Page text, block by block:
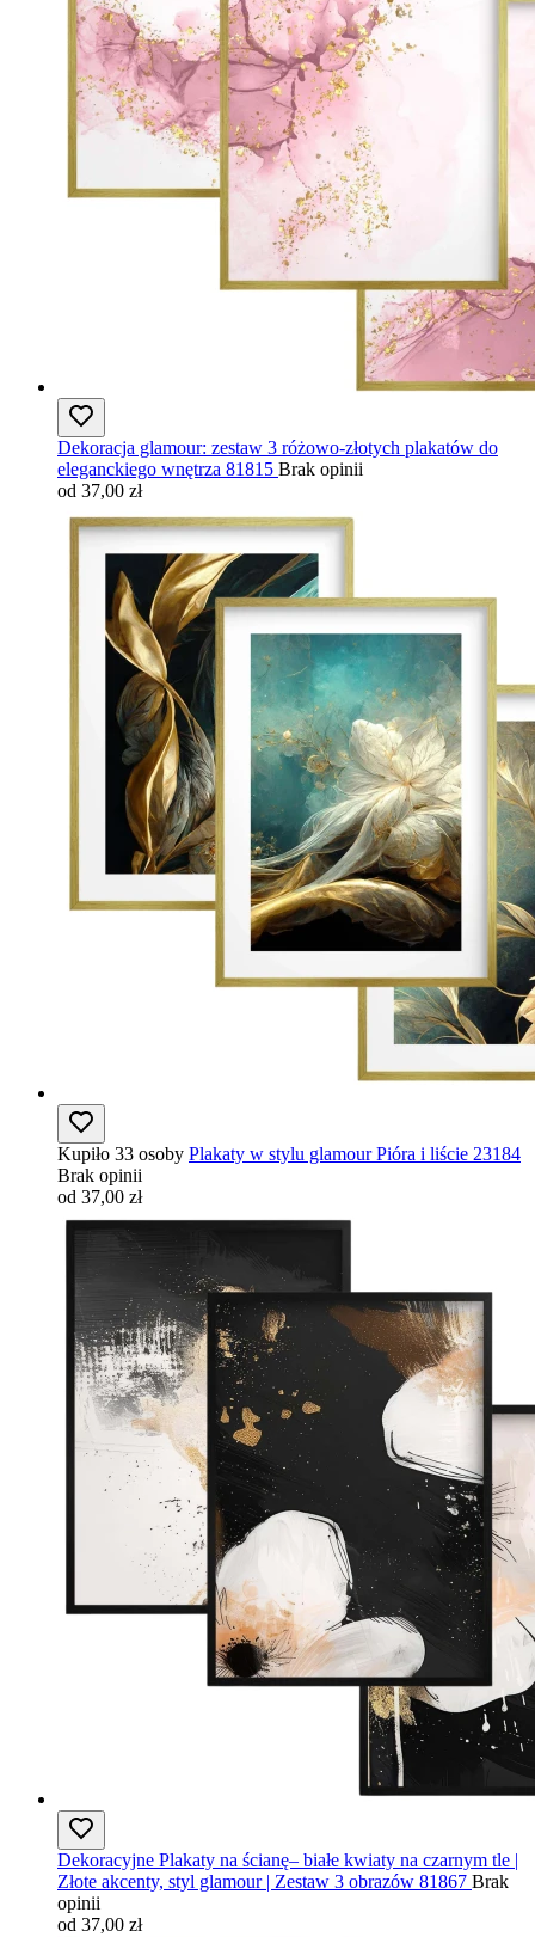
Dekoracja glamour: zestaw 3 różowo-złotych plakatów do
eleganckiego wnętrza 81815 Brak opinii
od 37,00 zł
Kupiło 33 osoby Plakaty w stylu glamour Pióra i liście 23184
Brak opinii
od 37,00 zł
Dekoracyjne Plakaty na ścianę– białe kwiaty na czarnym tle |
Złote akcenty, styl glamour | Zestaw 3 obrazów 81867 Brak
opinii
od 37,00 zł